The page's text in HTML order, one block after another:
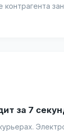
контрагента
за 7